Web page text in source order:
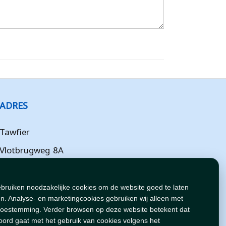
noodzakelijke cookies om de website goed te laten
Analyse- en marketingcookies gebruiken wij alleen met
Verder browsen op deze website betekent dat
gaat met het gebruik van cookies volgens het
ADRES
Tawfier
Vlotbrugweg 8A
Flevoland
NL